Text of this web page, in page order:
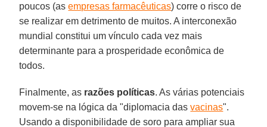
poucos (asempresas farmacêuticas) corre o risco de
se realizar em detrimento de muitos. A interconexão
mundial constitui um vínculo cada vez mais
determinante para a prosperidade econômica de
todos.
Finalmente, as razões políticas. As várias potenciais
movem-se na lógica da "diplomacia dasvacinas".
Usando a disponibilidade de soro para ampliar sua